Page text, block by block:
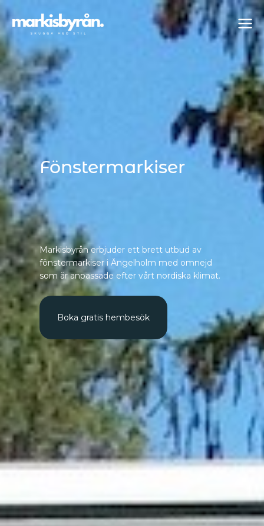
Fönstermarkiser
Markisbyrån erbjuder ett brett utbud av
fönstermarkiser i Ängelholm med omnejd
som är anpassade efter vårt nordiska klimat.
Boka gratis hembesök